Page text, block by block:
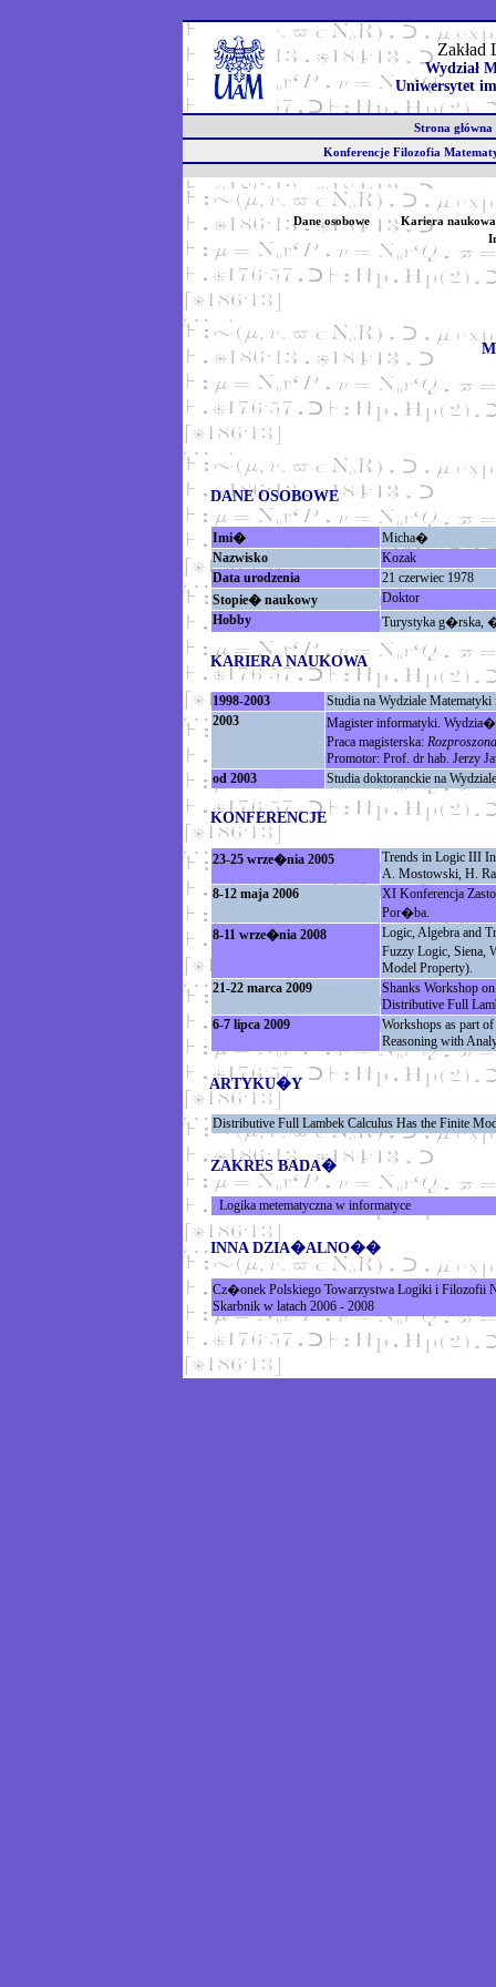
Zakład
Wydział
Uniwersytet
Strona
Konferencje Filozofia
Dane osobowe
Kariera naukowa
DANE OSOBOWE
Imi�
Micha�
Nazwisko
Kozak
Data urodzenia
21 czerwiec 1978
Stopie� naukowy
Doktor
Hobby
Turystyka g�rska,
KARIERA NAUKOWA
1998-2003
Studia na Wydziale
2003
Magister informatyki.
Praca magisterska:
Promotor: Prof. dr hab. Jerzy
od 2003
Studia doktoranckie na
KONFERENCJE
23-25 wrze�nia 2005
Trends in Logic III
A. Mostowski, H.
8-12 maja 2006
XI Konferencja
Por�ba.
8-11 wrze�nia 2008
Logic, Algebra and
Fuzzy Logic, Siena,
Model Property).
21-22 marca 2009
Shanks Workshop
Distributive Full
6-7 lipca 2009
Workshops as part
Reasoning with
ARTYKU�Y
Distributive Full Lambek Calculus Has the Finite
ZAKRES BADA�
Logika metematyczna w informatyce
INNA DZIA�ALNO��
Cz�onek Polskiego Towarzystwa Logiki i Filozofii
Skarbnik w latach 2006 - 2008